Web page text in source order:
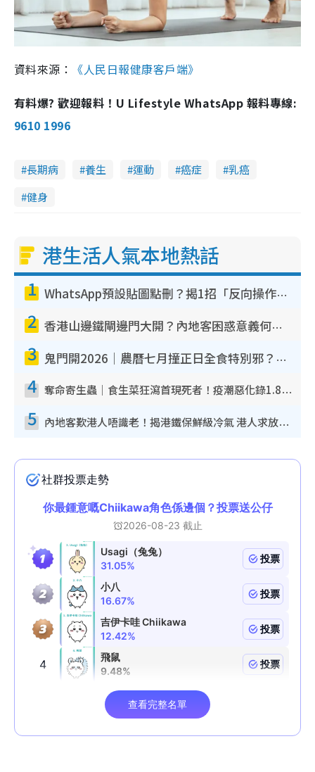
資料來源： 《人民日報健康客戶端》
有料爆? 歡迎報料！U Lifestyle WhatsApp 報料專線:
9610 1996
長期病 養生 運動 癌症
乳癌
健身
港生活人氣本地熱話
1 WhatsApp預設貼圖點刪？揭1招「反向操作」還原簡潔介面 附3步實測教學
2 香港山邊鐵閘邊門大開？內地客困惑意義何在！網民神回覆：呢種叫法理性防禦
3 鬼門開2026｜農曆七月撞正日全食特別邪？專家警告切忌做一事！揭4大禁忌+2招保平安
4 奪命寄生蟲｜食生菜狂瀉首現死者！疫潮惡化錄1.8萬宗病例 揭洗菜3大謬誤
5 內地客歎港人唔識老！揭港鐵保鮮級冷氣 港人求放過：咪投訴